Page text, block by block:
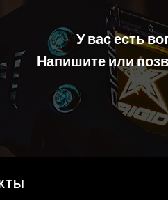
У вас есть
Напишите или